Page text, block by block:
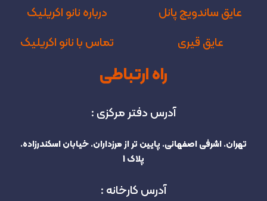
عایق ساندویچ پانل
عایق قیری
درباره نانو اکریلیک
تماس با نانو اکریلیک
راه ارتباطی
آدرس دفتر مرکزی :
تهران. اشرفی اصفهانی. پایین تر از مرزداران. خیابان اسکندرزاده.
پلاک 1
آدرس کارخانه :